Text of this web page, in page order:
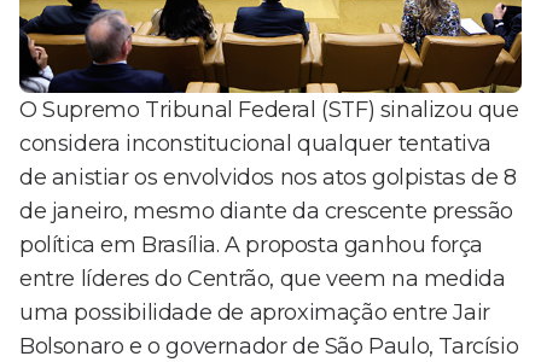
O Supremo Tribunal Federal (STF) sinalizou que
considera inconstitucional qualquer tentativa
de anistiar os envolvidos nos atos golpistas de 8
de janeiro, mesmo diante da crescente pressão
política em Brasília. A proposta ganhou força
entre líderes do Centrão, que veem na medida
uma possibilidade de aproximação entre Jair
Bolsonaro e o governador de São Paulo, Tarcísio